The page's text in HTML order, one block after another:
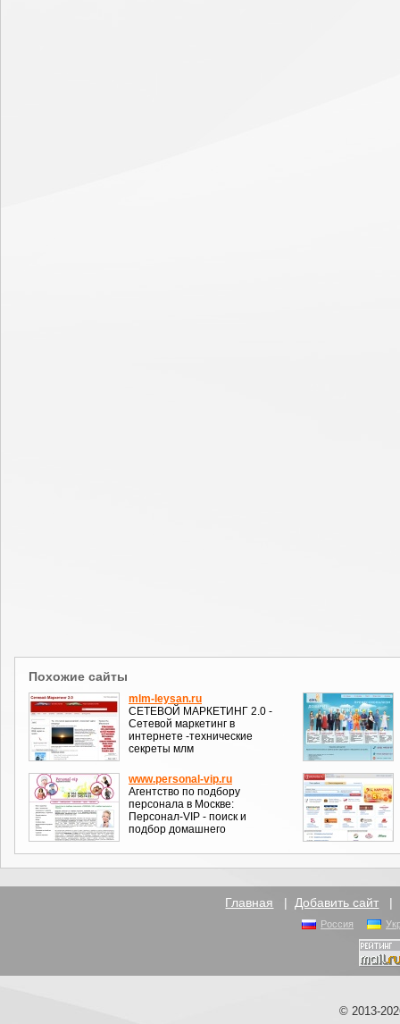
Похожие сайты
mlm-leysan.ru
СЕТЕВОЙ МАРКЕТИНГ 2.0 -
Сетевой маркетинг в
интернете -технические
секреты млм
www.personal-vip.ru
Агентство по подбору
персонала в Москве:
Персонал-VIP - поиск и
подбор домашнего
Главная | Добавить сайт |
Россия
© 2013-